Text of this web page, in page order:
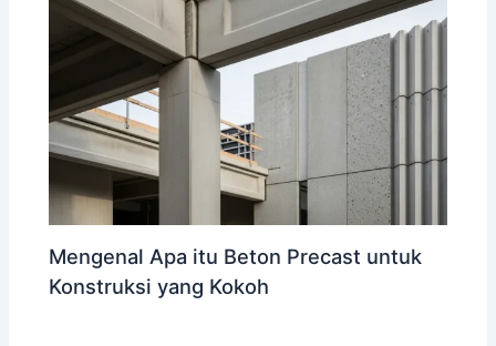
Mengenal Apa itu Beton Precast untuk
Konstruksi yang Kokoh